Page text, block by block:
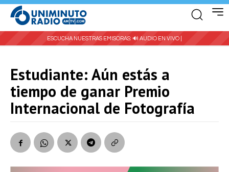
ESCUCHA NUESTRAS EMISORAS: 🔊 AUDIO EN VIVO |
Estudiante: Aún estás a
tiempo de ganar Premio
Internacional de Fotografía